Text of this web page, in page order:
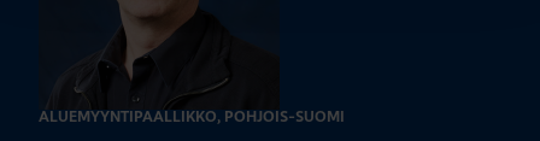
ALUEMYYNTIPÄÄLLIKKÖ, POHJOIS-SUOMI